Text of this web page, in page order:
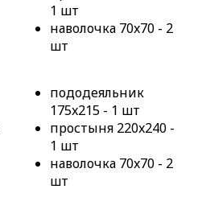
1 шт
наволочка 70x70 - 2
шт
пододеяльник
175x215 - 1 шт
простыня 220x240 -
1 шт
наволочка 70x70 - 2
шт